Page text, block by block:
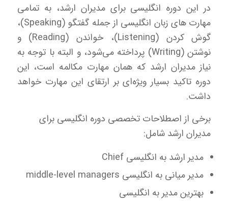
در این دوره انگلیسی برای مدیران ارشد، به تمامی
مهارت های زبان انگلیسی از جمله گفتگو (Speaking)،
گوش کردن (Listening)، خواندن (Reading) و
نوشتن (Writing) پرداخته می‌شود، و البته با توجه به
نیاز مدیران ارشد که همان مهارت مکالمه است، این
دوره تاکید بسیار ویژه‌ای بر ارتقای این مهارت خواهد
داشت.
برخی از اصطلاحات تخصصی دوره انگلیسی برای
مدیران ارشد شامل:
مدیر ارشد به انگلیسی Chief
مدیر میانی به انگلیسی middle-level managers
بهترین مدیر به انگلیسی